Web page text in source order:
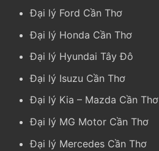
Đại lý Ford Cần Thơ
Đại lý Honda Cần Thơ
Đại lý Hyundai Tây Đô
Đại lý Isuzu Cần Thơ
Đại lý Kia – Mazda Cần Thơ
Đại lý MG Motor Cần Thơ
Đại lý Mercedes Cần Thơ